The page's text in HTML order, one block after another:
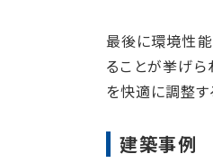
最後に環境性
ることが挙げら
を快適に調整す
建築事例